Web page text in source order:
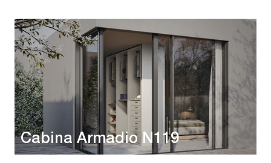
Cabina Armadio N119